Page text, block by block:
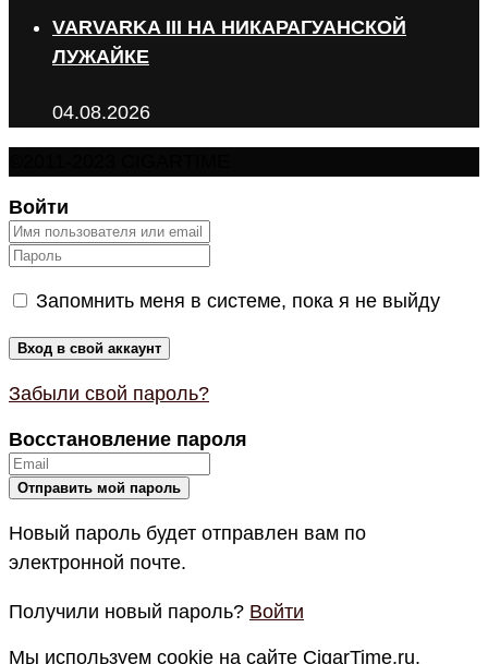
VARVARKA III НА НИКАРАГУАНСКОЙ
ЛУЖАЙКЕ
04.08.2026
Войти
Запомнить меня в системе, пока я не выйду
Забыли свой пароль?
Восстановление пароля
Новый пароль будет отправлен вам по
электронной почте.
Получили новый пароль? Войти
Мы используем cookie на сайте CigarTime.ru.